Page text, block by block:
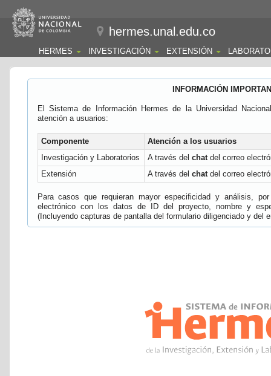
hermes.unal.edu.co
HERMES INVESTIGACIÓN EXTENSIÓN
INFORMACIÓN
El Sistema de Información Hermes de la Universidad
atención a usuarios:
Componente
Atención a los usuarios
Investigación y Laboratorios
A través del chatdel correo
Extensión
A través del chatdel correo
Para casos que requieran mayor especificidad y análisis,
electrónico con los datos de ID del proyecto, nombre y
(Incluyendo capturas de pantalla del formulario diligenciado y del